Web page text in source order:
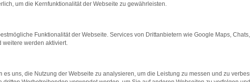
bestimmter Seiten verhindern. Funktioniert die Seite in einem
beheben.
um die Kernfunktionalität der Webseite zu gewährleisten.
Funktionalität der Webseite. Services von Drittanbietern wie Google Maps, Chats,
weitere werden aktiviert.
es uns, die Nutzung der Webseite zu analysieren, um die Leistung zu messen und zu